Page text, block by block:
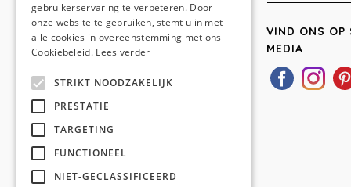
VIND ONS OP
MEDIA
gebruikerservaring te verbeteren. Door
onze website te gebruiken, stemt u in met
alle cookies in overeenstemming met ons
Cookiebeleid. Lees verder
STRIKT NOODZAKELIJK
PRESTATIE
TARGETING
FUNCTIONEEL
NIET-GECLASSIFICEERD